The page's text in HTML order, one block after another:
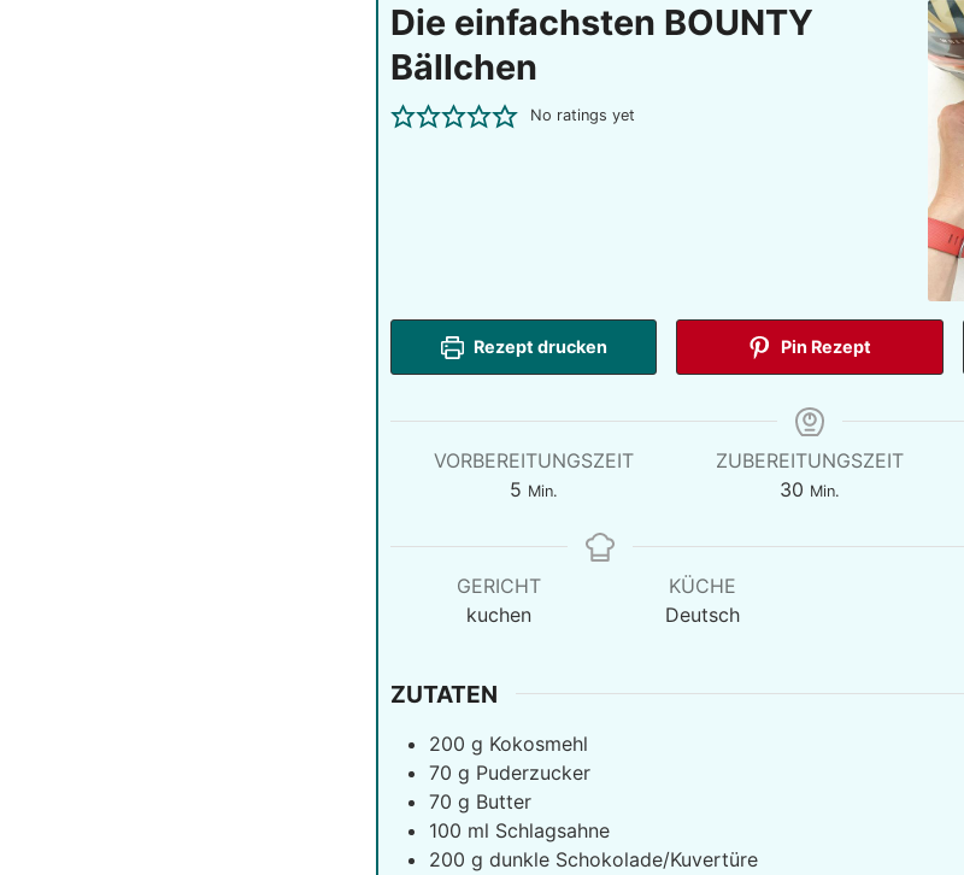
Die einfachsten BOUNTY
Bällchen
No ratings yet
Rezept drucken Pin Rezept
VORBEREITUNGSZEIT
5 Minuten
Min.
ZUBEREITUNGSZEIT
30 Minuten
Min.
GERICHT
kuchen
KÜCHE
Deutsch
ZUTATEN
200 g Kokosmehl
70 g Puderzucker
70 g Butter
100 ml Schlagsahne
200 g dunkle Schokolade/Kuvertüre